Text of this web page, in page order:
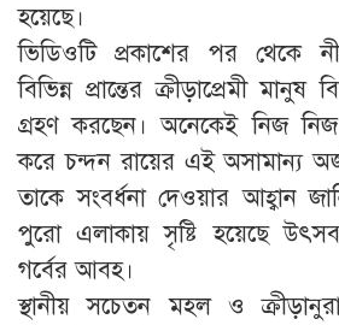
হয়েছে।
ভিডিওটি প্রকাশের পর থেকে
বিভিন্ন প্রান্তের ক্রীড়াপ্রেমী মানুষ
গ্রহণ করছেন। অনেকেই নিজ নিজ
করে চন্দন রায়ের এই অসামান্য
তাকে সংবর্ধনা দেওয়ার আহ্বান
পুরো এলাকায় সৃষ্টি হয়েছে
গর্বের আবহ।
স্থানীয় সচেতন মহল ও